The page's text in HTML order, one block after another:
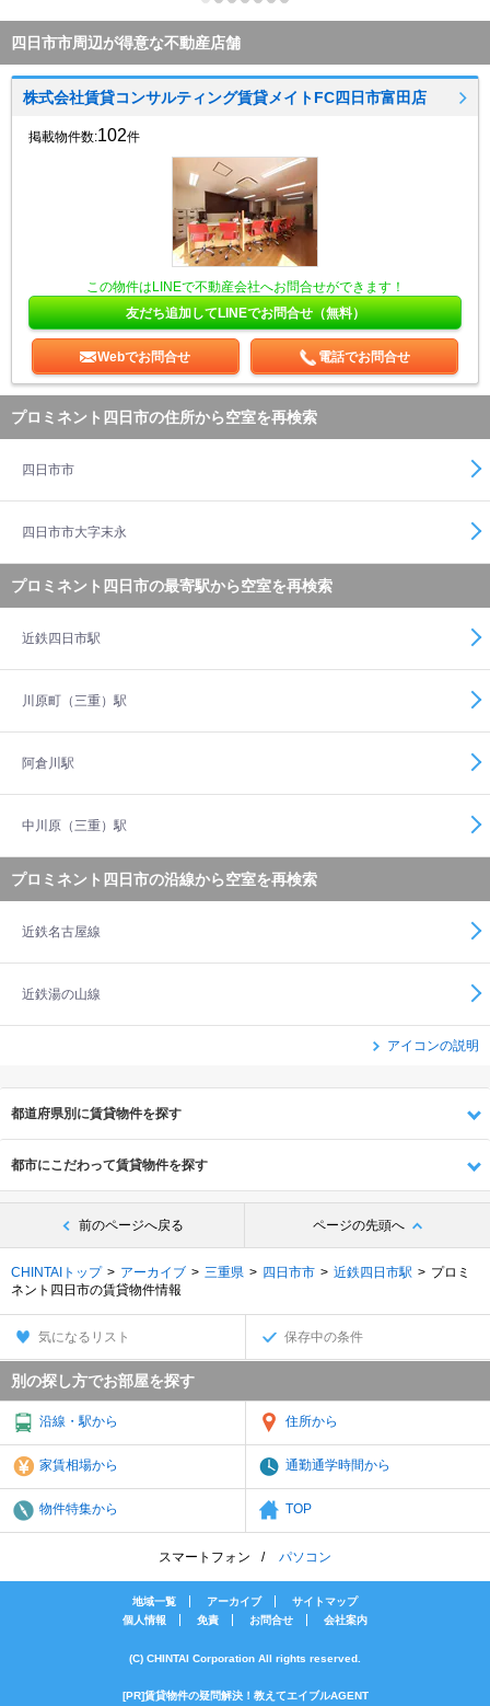
四日市市周辺が得意な不動産店舗
株式会社賃貸コンサルティング賃貸メイトFC四日市富田店
掲載物件数:102件
この物件はLINEで不動産会社へお問合せができます！
友だち追加してLINEでお問合せ（無料）
Webでお問合せ 電話でお問合せ
プロミネント四日市の住所から空室を再検索
四日市市
四日市市大字末永
プロミネント四日市の最寄駅から空室を再検索
近鉄四日市駅
川原町（三重）駅
阿倉川駅
中川原（三重）駅
プロミネント四日市の沿線から空室を再検索
近鉄名古屋線
近鉄湯の山線
アイコンの説明
都道府県別に賃貸物件を探す
都市にこだわって賃貸物件を探す
前のページへ戻る ページの先頭へ
CHINTAIトップ アーカイブ 三重県 四日市市 近鉄四日市駅
プロミ
ネント四日市の賃貸物件情報
気になるリスト 保存中の条件
別の探し方でお部屋を探す
沿線・駅から 住所から
家賃相場から 通勤通学時間から
物件特集から TOP
スマートフォン パソコン
地域一覧 アーカイブ
サイトマップ
個人情報
免責 お問合せ 会社案内
(C) CHINTAI Corporation All rights reserved.
[PR]賃貸物件の疑問解決！教えてエイブルAGENT